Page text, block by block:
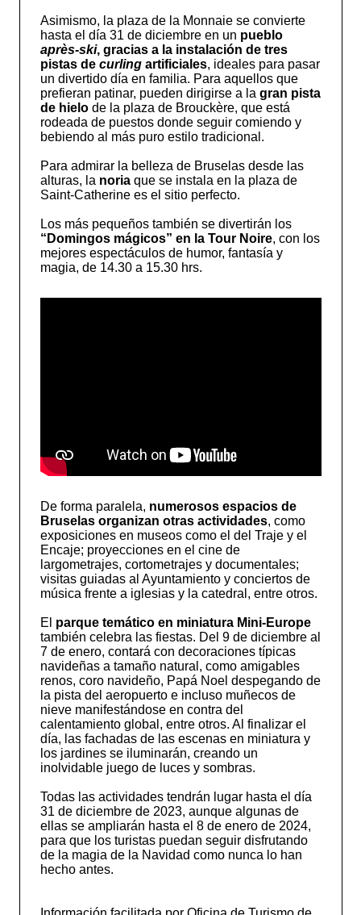
Asimismo, la plaza de la Monnaie se convierte
hasta el día 31 de diciembre en un pueblo
après-ski, gracias a la instalación de tres
pistas de curlingartificiales, ideales para pasar
un divertido día en familia. Para aquellos que
prefieran patinar, pueden dirigirse a la gran pista
de hielode la plaza de Brouckère, que está
rodeada de puestos donde seguir comiendo y
bebiendo al más puro estilo tradicional.
Para admirar la belleza de Bruselas desde las
alturas, la noriaque se instala en la plaza de
Saint-Catherine es el sitio perfecto.
Los más pequeños también se divertirán los
“Domingos mágicos” en la Tour Noire, con los
mejores espectáculos de humor, fantasía y
magia, de 14.30 a 15.30 hrs.
De forma paralela, numerosos espacios de
Bruselas organizan otras actividades, como
exposiciones en museos como el del Traje y el
Encaje; proyecciones en el cine de
largometrajes, cortometrajes y documentales;
visitas guiadas al Ayuntamiento y conciertos de
música frente a iglesias y la catedral, entre otros.
El parque temático en miniatura Mini-Europe
también celebra las fiestas. Del 9 de diciembre al
7 de enero, contará con decoraciones típicas
navideñas a tamaño natural, como amigables
renos, coro navideño, Papá Noel despegando de
la pista del aeropuerto e incluso muñecos de
nieve manifestándose en contra del
calentamiento global, entre otros. Al finalizar el
día, las fachadas de las escenas en miniatura y
los jardines se iluminarán, creando un
inolvidable juego de luces y sombras.
Todas las actividades tendrán lugar hasta el día
31 de diciembre de 2023, aunque algunas de
ellas se ampliarán hasta el 8 de enero de 2024,
para que los turistas puedan seguir disfrutando
de la magia de la Navidad como nunca lo han
hecho antes.